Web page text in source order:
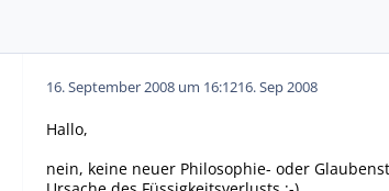
16. September 2008 um 16:1216. Sep 2008
Hallo,
nein, keine neuer Philosophie- oder